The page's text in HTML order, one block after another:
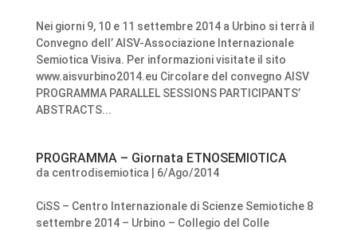
Nei giorni 9, 10 e 11 settembre 2014 a Urbino si terrà il
Convegno dell’ AISV-Associazione Internazionale
Semiotica Visiva. Per informazioni visitate il sito
www.aisvurbino2014.eu Circolare del convegno AISV
PROGRAMMA PARALLEL SESSIONS PARTICIPANTS’
ABSTRACTS...
PROGRAMMA – Giornata ETNOSEMIOTICA
da centrodisemiotica 6/Ago/2014
CiSS – Centro Internazionale di Scienze Semiotiche 8
settembre 2014 – Urbino – Collegio del Colle